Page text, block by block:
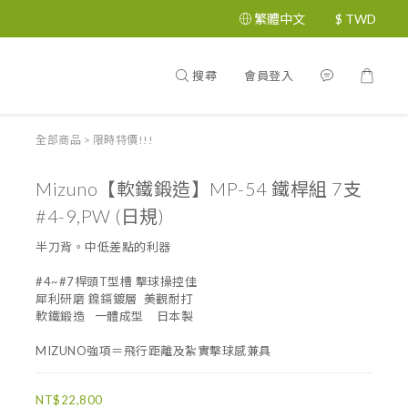
繁體中文 $ TWD
搜尋 會員登入
全部商品 > 限時特價!!!
Mizuno【軟鐵鍛造】MP-54 鐵桿組 7支
#4-9,PW (日規)
半刀背。中低差點的利器
#4~#7桿頭T型槽 擊球操控佳
犀利研磨 鎳鎘鍍層  美觀耐打
軟鐵鍛造   一體成型    日本製
MIZUNO強項＝飛行距離及紮實擊球感兼具
NT$22,800